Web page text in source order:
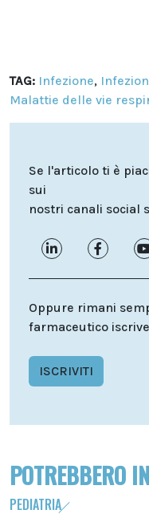
TAG: Infezione,
Malattie delle vie
Se l'articolo ti è
sui
nostri canali social
Oppure rimani
farmaceutico
ISCRIVITI
POTREBBERO
PEDIATRIA